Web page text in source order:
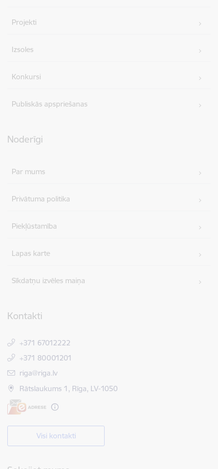
Projekti
Izsoles
Konkursi
Publiskās apspriešanas
Noderīgi
Par mums
Privātuma politika
Piekļūstamība
Lapas karte
Sīkdatņu izvēles maiņa
Kontakti
+371 67012222
+371 80001201
E-pasts:
riga@riga.lv
Rātslaukums 1, Rīga, LV-1050
Visi kontakti